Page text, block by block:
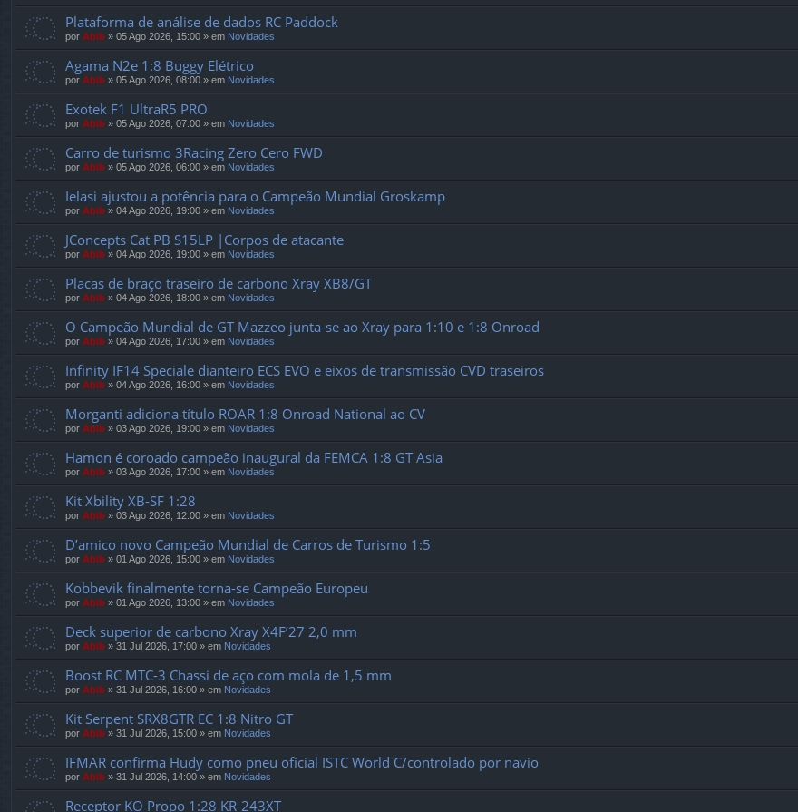
Plataforma de análise de dados RC Paddock
por Abib » 05 Ago 2026, 15:00 » em Novidades
Agama N2e 1:8 Buggy Elétrico
por Abib » 05 Ago 2026, 08:00 » em Novidades
Exotek F1 UltraR5 PRO
por Abib » 05 Ago 2026, 07:00 » em Novidades
Carro de turismo 3Racing Zero Cero FWD
por Abib » 05 Ago 2026, 06:00 » em Novidades
Ielasi ajustou a potência para o Campeão Mundial Groskamp
por Abib » 04 Ago 2026, 19:00 » em Novidades
JConcepts Cat PB S15LP |Corpos de atacante
por Abib » 04 Ago 2026, 19:00 » em Novidades
Placas de braço traseiro de carbono Xray XB8/GT
por Abib » 04 Ago 2026, 18:00 » em Novidades
O Campeão Mundial de GT Mazzeo junta-se ao Xray para 1:10 e 1:8 Onroad
por Abib » 04 Ago 2026, 17:00 » em Novidades
Infinity IF14 Speciale dianteiro ECS EVO e eixos de transmissão CVD traseiros
por Abib » 04 Ago 2026, 16:00 » em Novidades
Morganti adiciona título ROAR 1:8 Onroad National ao CV
por Abib » 03 Ago 2026, 19:00 » em Novidades
Hamon é coroado campeão inaugural da FEMCA 1:8 GT Asia
por Abib » 03 Ago 2026, 17:00 » em Novidades
Kit Xbility XB-SF 1:28
por Abib » 03 Ago 2026, 12:00 » em Novidades
D’amico novo Campeão Mundial de Carros de Turismo 1:5
por Abib » 01 Ago 2026, 15:00 » em Novidades
Kobbevik finalmente torna-se Campeão Europeu
por Abib » 01 Ago 2026, 13:00 » em Novidades
Deck superior de carbono Xray X4F’27 2,0 mm
por Abib » 31 Jul 2026, 17:00 » em Novidades
Boost RC MTC-3 Chassi de aço com mola de 1,5 mm
por Abib » 31 Jul 2026, 16:00 » em Novidades
Kit Serpent SRX8GTR EC 1:8 Nitro GT
por Abib » 31 Jul 2026, 15:00 » em Novidades
IFMAR confirma Hudy como pneu oficial ISTC World C/controlado por navio
por Abib » 31 Jul 2026, 14:00 » em Novidades
Receptor KO Propo 1:28 KR-243XT